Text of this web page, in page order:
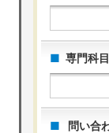
専門科目
問い合